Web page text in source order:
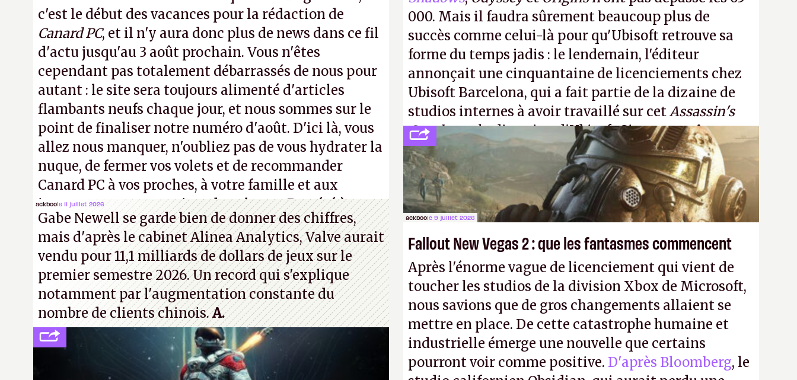
c'est le début des vacances pour la rédaction de
Canard PC, et il n'y aura donc plus de news dans ce fil
d'actu jusqu'au 3 août prochain. Vous n'êtes
cependant pas totalement débarrassés de nous pour
autant : le site sera toujours alimenté d'articles
flambants neufs chaque jour, et nous sommes sur le
point de finaliser notre numéro d'août. D'ici là, vous
allez nous manquer, n'oubliez pas de vous hydrater la
nuque, de fermer vos volets et de recommander
Canard PC à vos proches, à votre famille et aux
inconnus que vous croisez dans la rue. Bon été à tous
! –ER.
000. Mais il faudra sûrement beaucoup plus de
succès comme celui-là pour qu'Ubisoft retrouve sa
forme du temps jadis : le lendemain, l'éditeur
annonçait une cinquantaine de licenciements chez
Ubisoft Barcelona, qui a fait partie de la dizaine de
studios internes à avoir travaillé sur cetAssassin's
Creedsous la direction d'Ubisoft Singapour.A.
ackboole 11 juillet 2026
Gabe Newell se garde bien de donner des chiffres,
mais d'après le cabinet Alinea Analytics, Valve aurait
vendu pour 11,1 milliards de dollars de jeux sur le
premier semestre 2026. Un record qui s'explique
notamment par l'augmentation constante du
nombre de clients chinois.A.
ackboole 9 juillet 2026
Fallout New Vegas 2 : que les fantasmes commencent
Après l'énorme vague de licenciement qui vient de
toucher les studios de la division Xbox de Microsoft,
nous savions que de gros changements allaient se
mettre en place. De cette catastrophe humaine et
industrielle émerge une nouvelle que certains
pourront voir comme positive. D'après Bloomberg, le